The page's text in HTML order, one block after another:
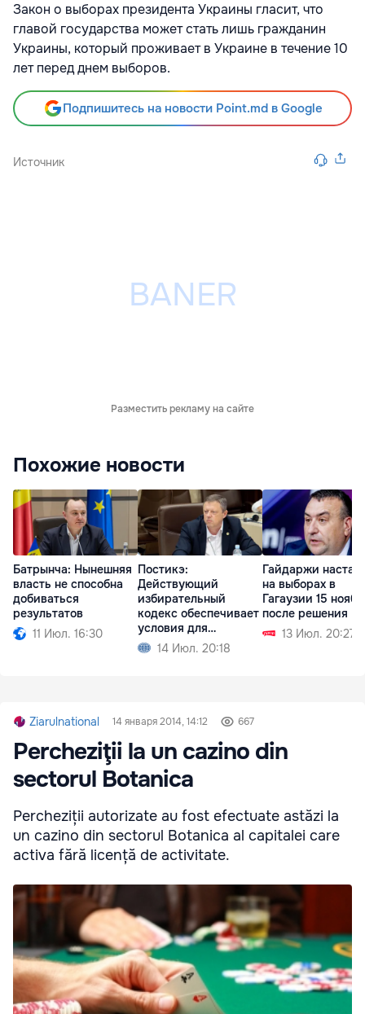
Закон о выборах президента Украины гласит, что
главой государства может стать лишь гражданин
Украины, который проживает в Украине в течение 10
лет перед днем выборов.
Подпишитесь на новости Point.md в Google
Источник
Разместить рекламу на сайте
Похожие новости
Батрынча: Нынешняя
власть не способна
добиваться
результатов
11 Июл. 16:30
Постикэ:
Действующий
избирательный
кодекс обеспечивает
условия для
свободных выборов
14 Июл. 20:18
Гайдаржи
на выборах в
Гагаузии 15
после решения
13 Июл. 20:27
Ziarulnational 14 января 2014, 14:12 667
Percheziţii la un cazino din
sectorul Botanica
Percheziții autorizate au fost efectuate astăzi la
un cazino din sectorul Botanica al capitalei care
activa fără licență de activitate.